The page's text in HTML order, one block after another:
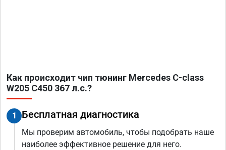
Как происходит чип тюнинг Mercedes C-class
W205 C450 367 л.с.?
1 Бесплатная диагностика
Мы проверим автомобиль, чтобы подобрать наше
наиболее эффективное решение для него.